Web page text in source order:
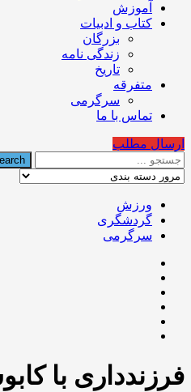
آموزش
کتاب و ادبیات
بزرگان
زندگی نامه
تاریخ
متفرقه
سرگرمی
تماس با ما
ارسال مطلب
ورزش
گردشگری
سرگرمی
فرزندداری با